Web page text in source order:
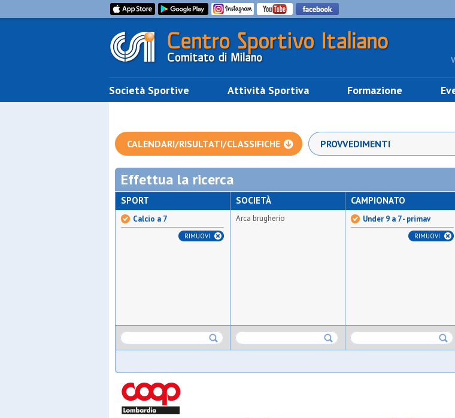
Società Sportive Attività Sportiva Formazione
CALENDARI/RISULTATI/CLASSIFICHE PROVVEDIMENTI
Effettua la ricerca
SPORT
Calcio a 7
RIMUOVI
SOCIETÀ
Arca brugherio
CAMPIONATO
Under 9 a 7 - primav
RIMUOVI